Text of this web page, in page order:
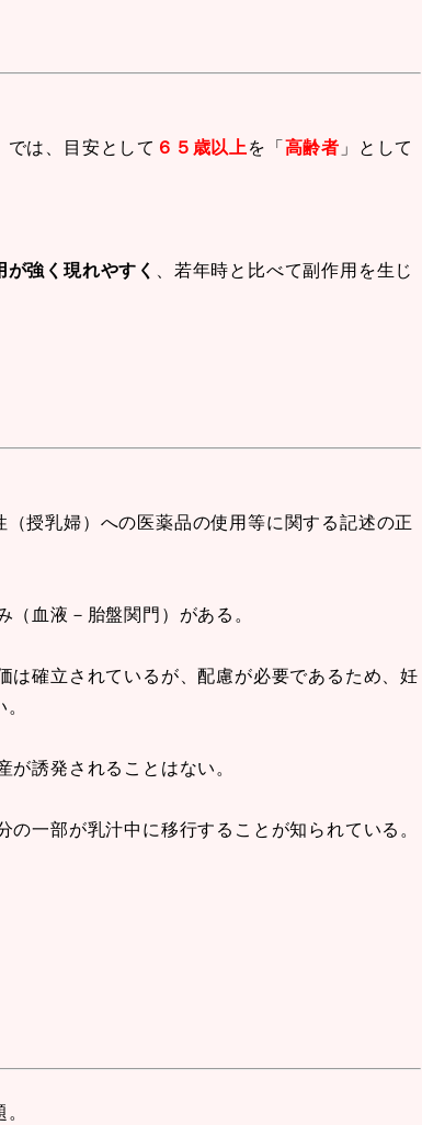
は、目安として ６５歳以上を「高齢者 」として
強く現れやすく 、若年時と比べて副作用を生じ
授乳婦）への医薬品の使用等に関する記述の正
血液－胎盤関門）がある。
は確立されているが、配慮が必要であるため、妊
誘発されることはない。
一部が乳汁中に移行することが知られている。